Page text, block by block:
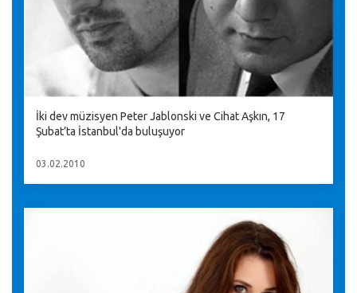
İki dev müzisyen Peter Jablonski ve Cihat Aşkın, 17
Şubat’ta İstanbul'da buluşuyor
03.02.2010